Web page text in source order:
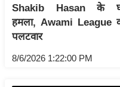
व्र
त
त्यो
हा
Shakib Hasan के
हमला, Awami League
पलटवार
8/6/2026 1:22:00 PM